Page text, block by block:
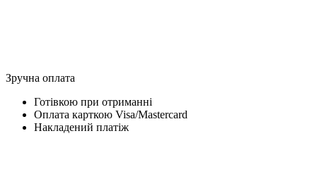
Зручна оплата
Готівкою при отриманні
Оплата карткою Visa/Mastercard
Накладений платіж